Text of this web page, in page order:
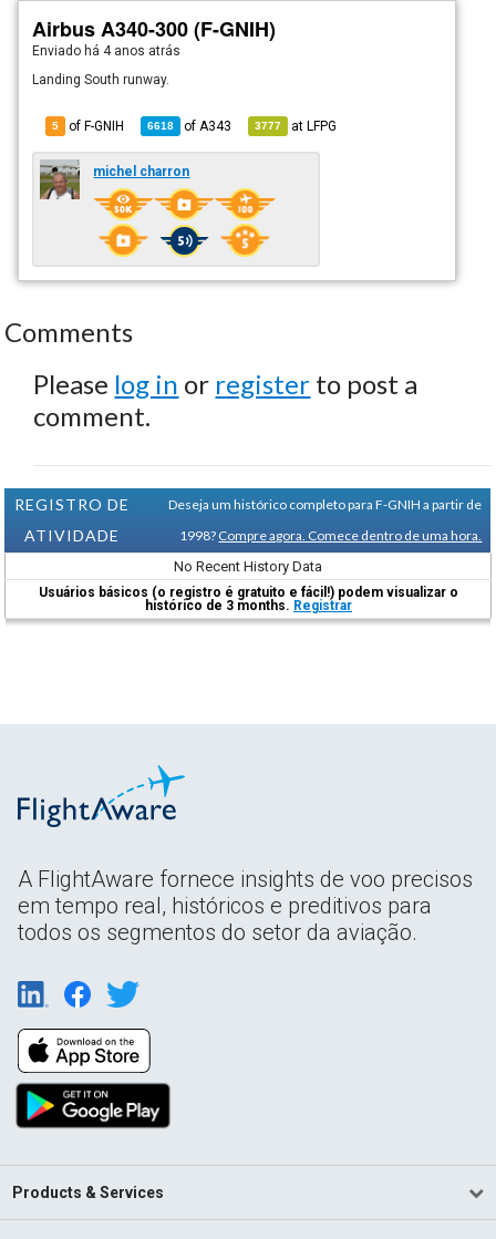
Airbus A340-300 (F-GNIH)
Enviado há 4 anos atrás
Landing South runway.
5 of F-GNIH 6618 of A343 3777 atLFPG
michel charron
Comments
Please log in or register to post a
comment.
REGISTRO DE
ATIVIDADE
Deseja um histórico completo para F-GNIH a partir de
1998? Compre agora. Comece dentro de uma hora.
No Recent History Data
Usuários básicos (o registro é gratuito e fácil!) podem visualizar o
histórico de 3 months. Registrar
A FlightAware fornece insights de voo precisos
em tempo real, históricos e preditivos para
todos os segmentos do setor da aviação.
Products & Services